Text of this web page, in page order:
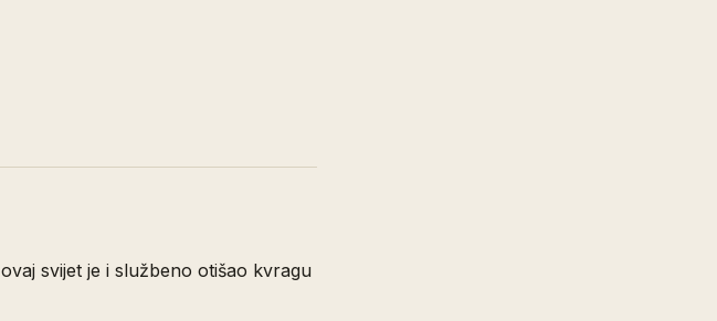
svijet je i službeno otišao kvragu